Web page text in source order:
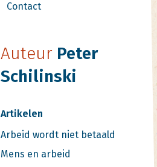
Contact
AuteurPeter
Schilinski
Artikelen
Arbeid wordt niet betaald
Mens en arbeid